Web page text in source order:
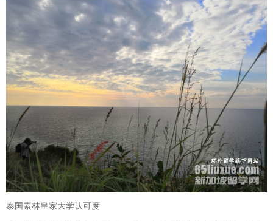
泰国素林皇家大学认可度